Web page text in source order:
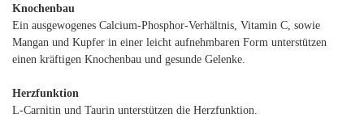
Knochenbau
Ein ausgewogenes Calcium-Phosphor-Verhältnis, Vitamin C, sowie
Mangan und Kupfer in einer leicht aufnehmbaren Form unterstützen
einen kräftigen Knochenbau und gesunde Gelenke.
Herzfunktion
L-Carnitin und Taurin unterstützen die Herzfunktion.